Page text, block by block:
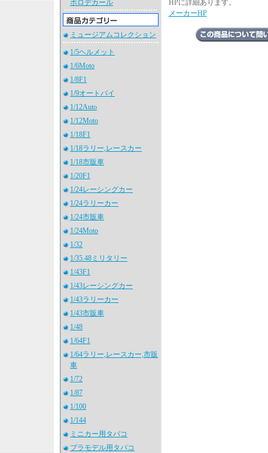
ボロデカール
ミュージアムコレクション
1/5ヘルメット
1/6Moto
1/8F1
1/9オートバイ
1/12Auto
1/12Moto
1/18F1
1/18ラリー,レースカー
1/18市販車
1/20F1
1/24レーシングカー
1/24ラリーカー
1/24市販車
1/24Moto
1/32
1/35.48ミリタリー
1/43F1
1/43レーシングカー
1/43ラリーカー
1/43市販車
1/48
1/64F1
1/64ラリー,レースカー,市販
車
1/72
1/87
1/100
1/144
ミニカー用タバコ
プラモデル用タバコ
HPに詳細あります。
メーカーHP